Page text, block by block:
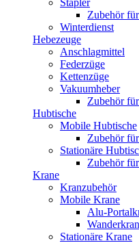
Stapler
Zubehör
Winterdienst
Hebezeuge
Anschlagmittel
Federzüge
Kettenzüge
Vakuumheber
Zubehör
Hubtische
Mobile Hubtische
Zubehör
Stationäre
Zubehör
Krane
Kranzubehör
Mobile Krane
Alu-
Wanderkran
Stationäre Krane